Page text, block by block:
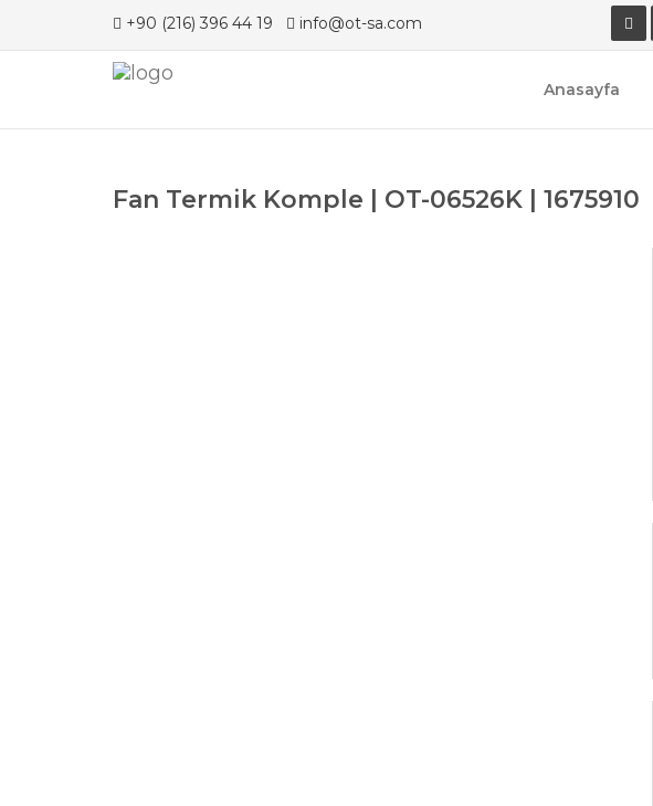
+90 (216) 396 44 19 info@ot-sa.com
Anasayfa
Fan Termik Komple | OT-06526K | 1675910